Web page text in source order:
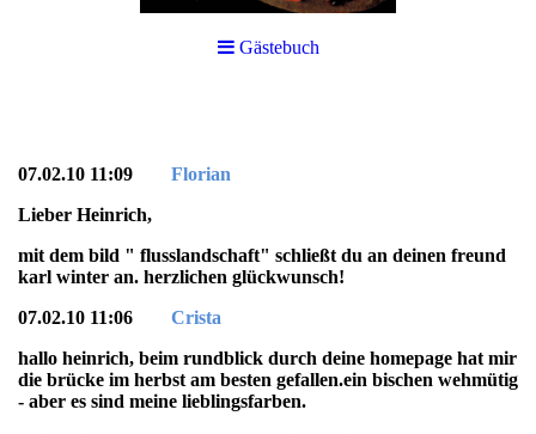
Gästebuch
07.02.10 11:09 Florian
Lieber Heinrich,
mit dem bild " flusslandschaft" schließt du an deinen freund
karl winter an. herzlichen glückwunsch!
07.02.10 11:06 Crista
hallo heinrich, beim rundblick durch deine homepage hat mir
die brücke im herbst am besten gefallen.ein bischen wehmütig
- aber es sind meine lieblingsfarben.